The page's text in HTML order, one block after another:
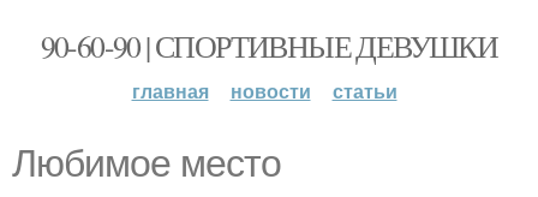
90-60-90 | СПОРТИВНЫЕ ДЕВУШКИ
главная новости статьи
Любимое место